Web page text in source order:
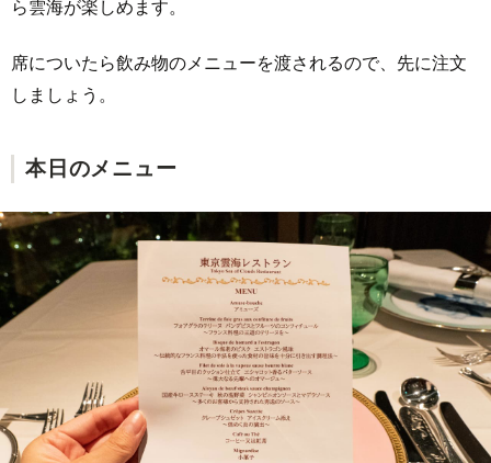
ら雲海が楽しめます。
席についたら飲み物のメニューを渡されるので、先に注文
しましょう。
本日のメニュー